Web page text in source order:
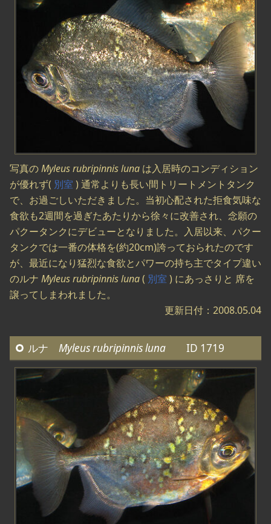
写真のMyleus rubripinnis luna は入居時のコンディション
が優れず( 別室 ) 通常よりも長い間トリートメントタンク
で、お過ごしいただきました。当初心配された拒食気味な
食欲も2週間を過ぎたあたりから徐々に改善され、念願の
パクータンクにデビューとなりました。入居以来、パクー
タンクでは一番の体格を(約20cm)誇っておられたのです
が、最近になり猛烈な食欲とパワーの持ち主でタイプ違い
のルナ Myleus rubripinnis luna( 別室 ) にあっさりと 席を
譲ってしまわれました。
更新日付：2008.05.04
ルナ Myleus rubripinnis luna ID 1719